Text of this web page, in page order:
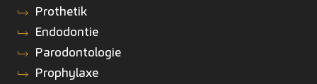
Prothetik
Endodontie
Parodontologie
Prophylaxe